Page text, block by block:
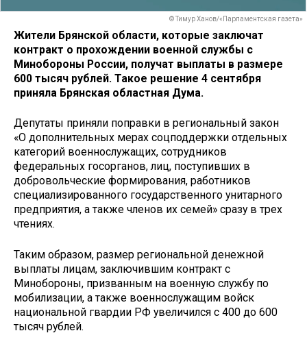
© Тимур Ханов/«Парламентская газета»
Жители Брянской области, которые заключат
контракт о прохождении военной службы с
Минобороны России, получат выплаты в размере
600 тысяч рублей. Такое решение 4 сентября
приняла Брянская областная Дума.
Депутаты приняли поправки в региональный закон
«О дополнительных мерах соцподдержки отдельных
категорий военнослужащих, сотрудников
федеральных госорганов, лиц, поступивших в
добровольческие формирования, работников
специализированного государственного унитарного
предприятия, а также членов их семей» сразу в трех
чтениях.
Таким образом, размер региональной денежной
выплаты лицам, заключившим контракт с
Минобороны, призванным на военную службу по
мобилизации, а также военнослужащим войск
национальной гвардии РФ увеличился с 400 до 600
тысяч рублей.